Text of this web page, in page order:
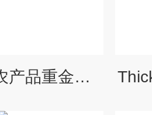
YSHM-200F农产品重金属分析仪 农产品重金属检测仪